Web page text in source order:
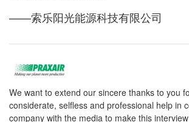
——索乐阳光能源科技有限公司
We want to extend our sincere thanks to you
considerate, selfless and professional help in
company with the media to make this